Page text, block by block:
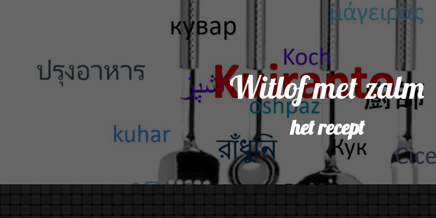
Witlof met zalm
het recept